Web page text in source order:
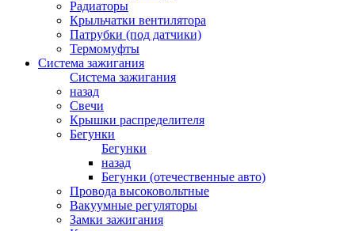
Радиаторы
Крыльчатки вентилятора
Патрубки (под датчики)
Термомуфты
Система зажигания
Система зажигания
назад
Свечи
Крышки распределителя
Бегунки
Бегунки
назад
Бегунки (отечественные авто)
Провода высоковольтные
Вакуумные регуляторы
Замки зажигания